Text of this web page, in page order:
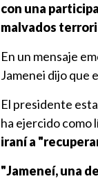
con una
malvados
En un mensaje
Jamenei dijo que
El presidente
ha ejercido como
iraní a
"Jameneí, una